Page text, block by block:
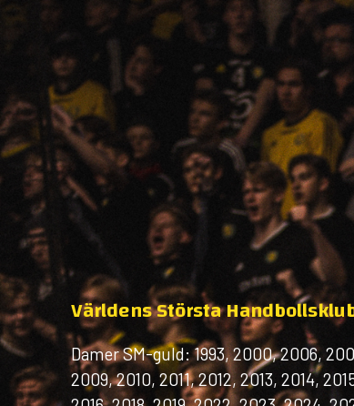
Världens Största
Damer SM-guld: 1993, 2000, 2006,
2009, 2010, 2011, 2012, 2013, 2014,